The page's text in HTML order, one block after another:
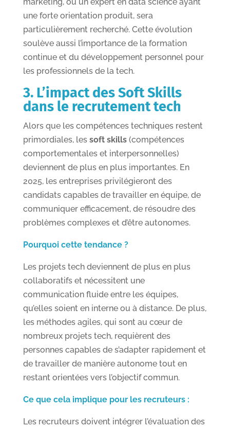
une forte orientation produit, sera
particulièrement recherché. Cette évolution
soulève aussi l’importance de la formation
continue et du développement personnel pour
les professionnels de la tech.
3. L’impact des Soft Skills
dans le recrutement tech
Alors que les compétences techniques restent
primordiales, les soft skills(compétences
comportementales et interpersonnelles)
deviennent de plus en plus importantes. En
2025, les entreprises privilégieront des
candidats capables de travailler en équipe, de
communiquer efficacement, de résoudre des
problèmes complexes et d’être autonomes.
Pourquoi cette tendance ?
Les projets tech deviennent de plus en plus
collaboratifs et nécessitent une
communication fluide entre les équipes,
qu’elles soient en interne ou à distance. De plus,
les méthodes agiles, qui sont au cœur de
nombreux projets tech, requièrent des
personnes capables de s’adapter rapidement et
de travailler de manière autonome tout en
restant orientées vers l’objectif commun.
Ce que cela implique pour les recruteurs :
Les recruteurs doivent intégrer l’évaluation des